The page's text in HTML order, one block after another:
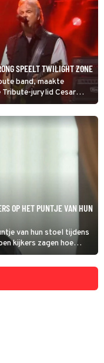
SPEELT TWILIGHT ZONE
band, maakte
Tribute-jurylid Cesar
van de zanger. De band
dus genoeg reden
terug te kijken.
OP HET PUNTJE VAN HUN
van hun stoel tijdens
kijkers zagen hoe